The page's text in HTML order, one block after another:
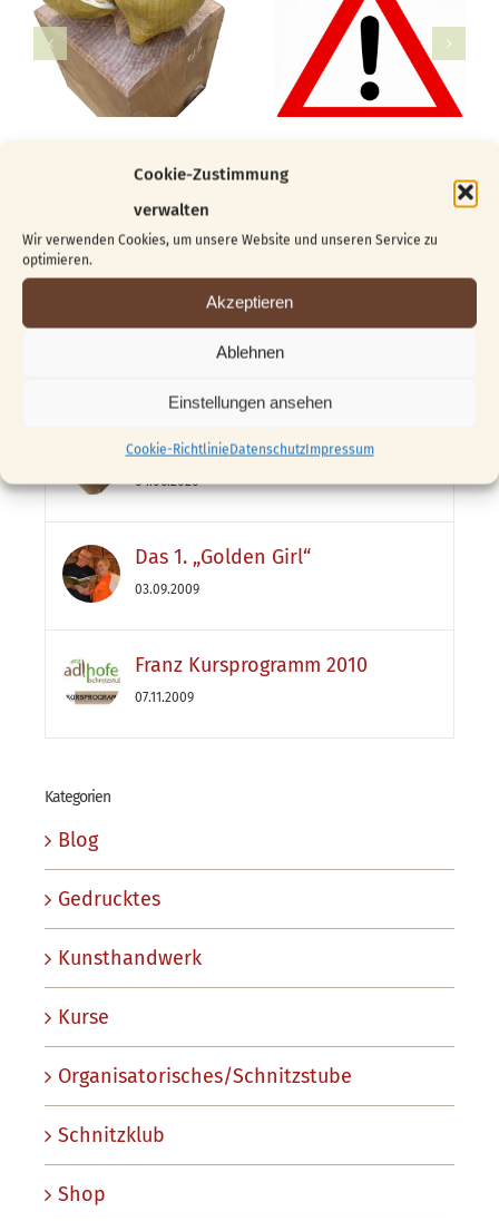
Cookie-Zustimmung
verwalten
Wir verwenden Cookies, um unsere Website und unseren Service zu
optimieren.
Akzeptieren
Ablehnen
Einstellungen ansehen
Cookie-RichtlinieDatenschutzImpressum
Suche
Vom Block zur Skulptur …
04.06.2026
Das 1. „Golden Girl“
03.09.2009
Franz Kursprogramm 2010
07.11.2009
Kategorien
Blog
Gedrucktes
Kunsthandwerk
Kurse
Organisatorisches/Schnitzstube
Schnitzklub
Shop